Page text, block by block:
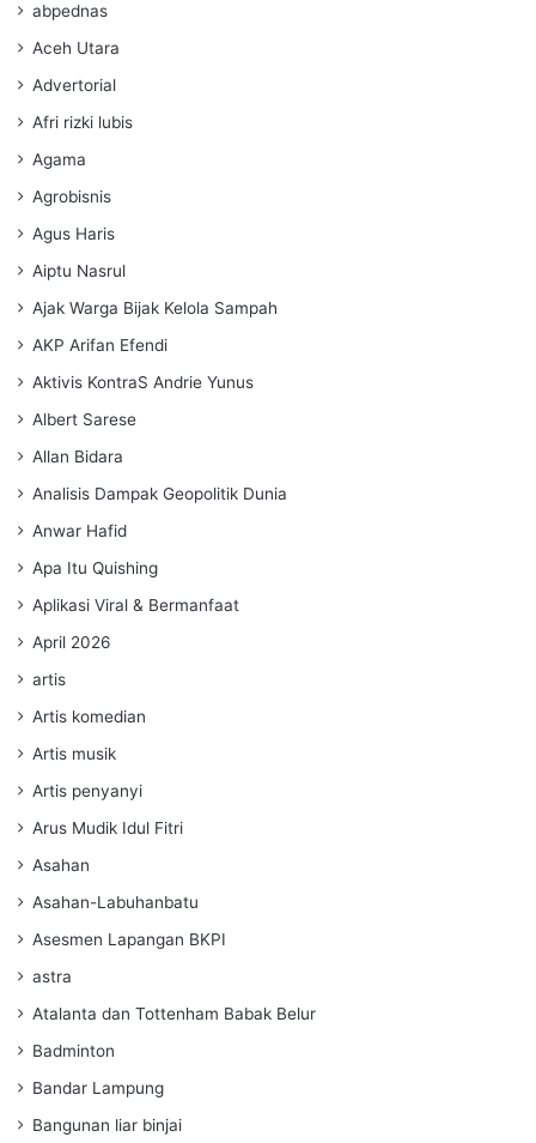
abpednas
Aceh Utara
Advertorial
Afri rizki lubis
Agama
Agrobisnis
Agus Haris
Aiptu Nasrul
Ajak Warga Bijak Kelola Sampah
AKP Arifan Efendi
Aktivis KontraS Andrie Yunus
Albert Sarese
Allan Bidara
Analisis Dampak Geopolitik Dunia
Anwar Hafid
Apa Itu Quishing
Aplikasi Viral & Bermanfaat
April 2026
artis
Artis komedian
Artis musik
Artis penyanyi
Arus Mudik Idul Fitri
Asahan
Asahan-Labuhanbatu
Asesmen Lapangan BKPI
astra
Atalanta dan Tottenham Babak Belur
Badminton
Bandar Lampung
Bangunan liar binjai